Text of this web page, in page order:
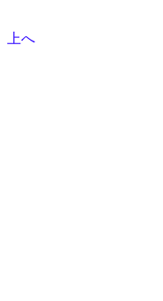
上へ